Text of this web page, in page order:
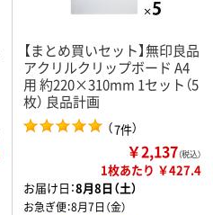
【まとめ買いセット】無印良品
アクリルクリップボード A4
用 約220×310mm 1セット（5
枚） 良品計画
（7件）
￥2,137（税込）
1枚あたり ￥427.4
お届け日：8月8日（土）
お急ぎ便：8月7日（金）